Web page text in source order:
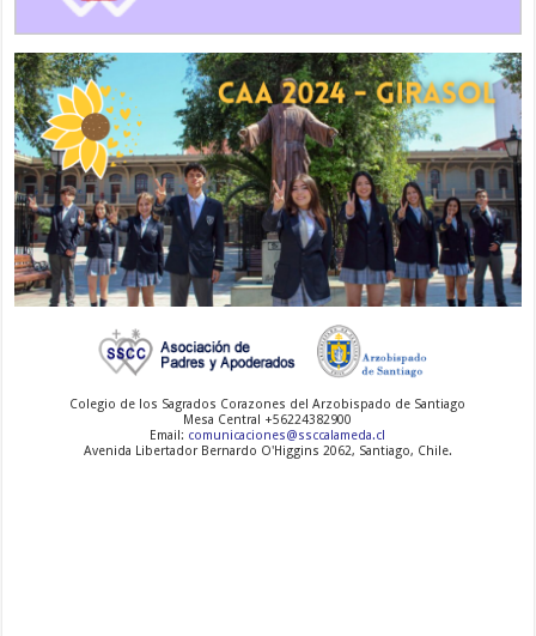
Colegio de los Sagrados Corazones del Arzobispado de Santiago
Mesa Central +56224382900
Email: comunicaciones@ssccalameda.cl
Avenida Libertador Bernardo O'Higgins 2062, Santiago, Chile.